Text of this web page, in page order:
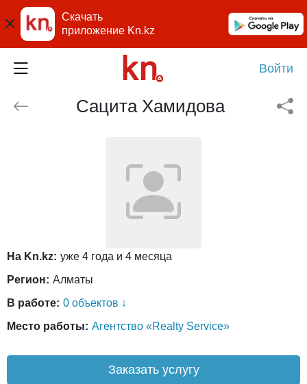
Скачать
приложение Kn.kz
Войти
Сацита Хамидова
На Kn.kz: уже 4 года и 4 месяца
Регион: Алматы
В работе: 0 объектов ↓
Место работы: Агентство «Realty Service»
Заказать услугу